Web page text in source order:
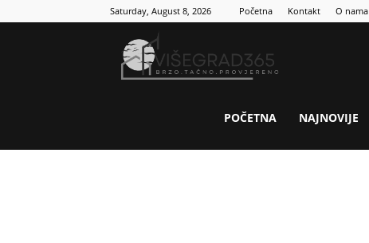
Saturday, August 8, 2026 Početna Kontakt O nama
365
POČETNA NAJNOVIJE